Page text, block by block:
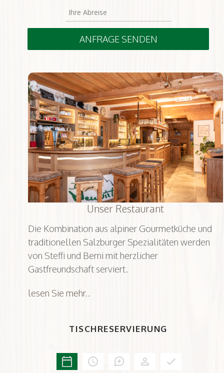
ANFRAGE SENDEN
Unser Restaurant
Die Kombination aus alpiner Gourmetküche und
traditionellen Salzburger Spezialitäten werden
von Steffi und Berni mit herzlicher
Gastfreundschaft serviert.
lesen Sie mehr..
TISCHRESERVIERUNG